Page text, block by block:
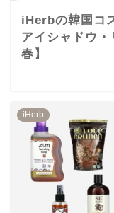
iHerbの韓国コ
アイシャドウ
春】
iHerb